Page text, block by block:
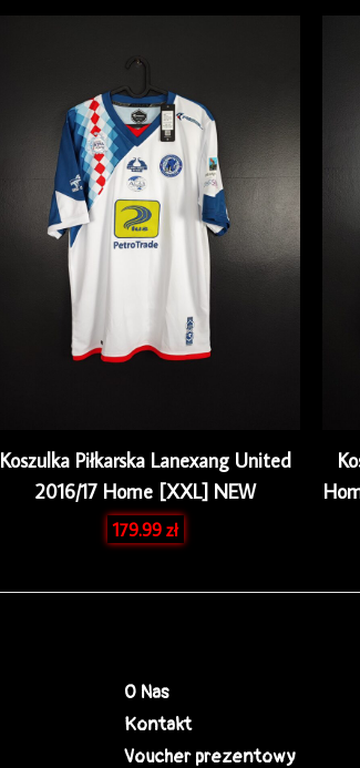
Koszulka Piłkarska Lanexang United
2016/17 Home [XXL] NEW
179.99zł
O Nas
Kontakt
Voucher prezentowy